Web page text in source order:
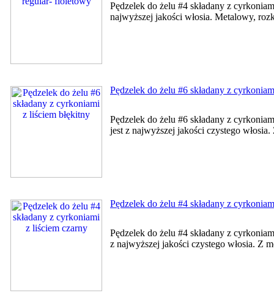
Pędzelek do żelu #4 składany z
najwyższej jakości włosia. Metalowy,
Pędzelek do żelu #6 składany z
Pędzelek do żelu #6 składany z
jest z najwyższej jakości czystego
Pędzelek do żelu #4 składany z
Pędzelek do żelu #4 składany z
z najwyższej jakości czystego włosia. Z